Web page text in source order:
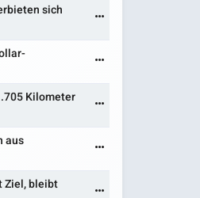
sich
Kilometer
aus
Ziel, bleibt